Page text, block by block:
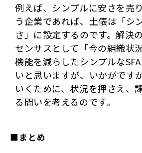
例えば、シンプルに安さを売
う企業であれば、土俵は「シ
さ」に設定するのです。解決
センサスとして「今の組織状
機能を減らしたシンプルな
いと思いますが、いかがです
いくために、状況を押さえ、
る問いを考えるのです。
■まとめ